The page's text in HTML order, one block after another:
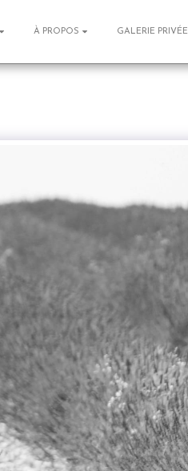
À PROPOS GALERIE PRIVÉE